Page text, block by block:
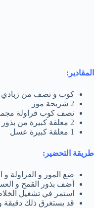
المقادير:
كوب و نصف من زبادي
2 شريحة موز
نصف كوب فراولة
2 معلقة كبيرة من بذور القمح
1 معلقة كبيرة عسل
طريقة التحضير:
ضع الموز و الفراولة و
أضف بذور القمح و
استمر في تشغيل
قد يستغرق ذلك دقيقة